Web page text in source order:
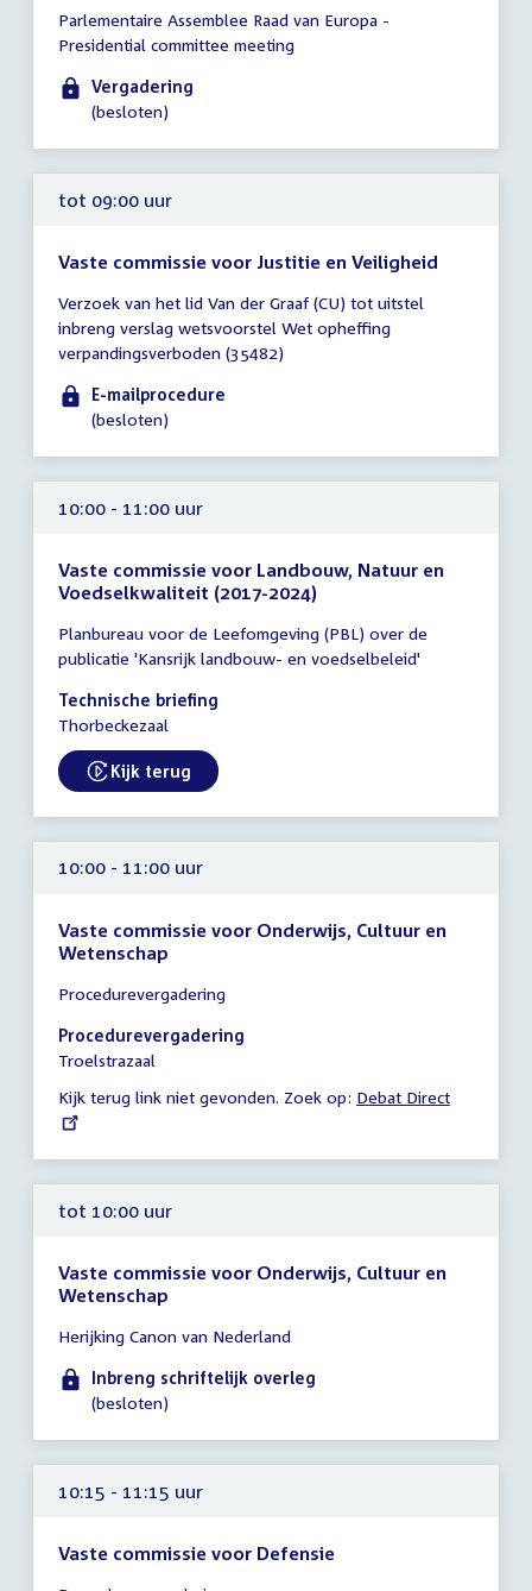
vergadering
09:00
17:00
Parlementaire Assemblee Raad van Europa -
Presidential committee meeting
Vergadering
(besloten)
tot 09:00 uur
Vaste commissie voor Justitie en Veiligheid
vergadering
tot
09:00
uur
Verzoek van het lid Van der Graaf (CU) tot uitstel
inbreng verslag wetsvoorstel Wet opheffing
verpandingsverboden (35482)
E-mailprocedure
(besloten)
10:00 - 11:00 uur
Vaste commissie voor Landbouw, Natuur en
Voedselkwaliteit (2017-2024)
vergadering
10:00
-
11:00
Planbureau voor de Leefomgeving (PBL) over de
publicatie 'Kansrijk landbouw- en voedselbeleid'
Technische briefing
Thorbeckezaal
External link:
Kijk terug
10:00 - 11:00 uur
Vaste commissie voor Onderwijs, Cultuur en
Wetenschap
vergadering
10:00
-
uur
Procedurevergadering
Procedurevergadering
Troelstrazaal
Kijk terug link niet gevonden. Zoek op: External
Debat Direct
tot 10:00 uur
Vaste commissie voor Onderwijs, Cultuur en
Wetenschap
vergadering
tot
10:00
Herijking Canon van Nederland
Inbreng schriftelijk overleg
(besloten)
10:15 - 11:15 uur
Vaste commissie voor Defensie